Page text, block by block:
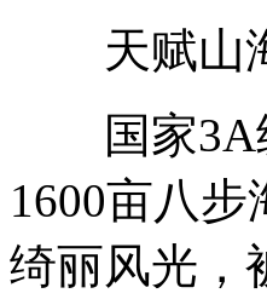
天赋山海
国家3A级
1600亩八
绮丽风光，